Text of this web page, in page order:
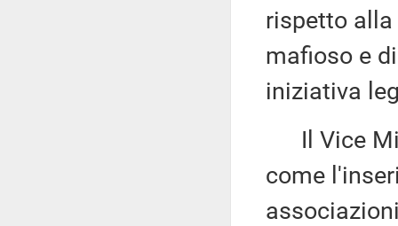
rispetto
mafioso e
iniziativa
Il Vice
come